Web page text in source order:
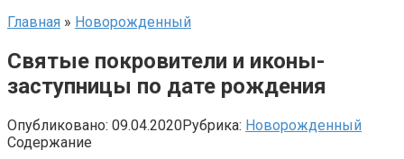
Главная » Новорожденный
Святые покровители и иконы-
заступницы по дате рождения
Опубликовано: 09.04.2020Рубрика: Новорожденный
Содержание